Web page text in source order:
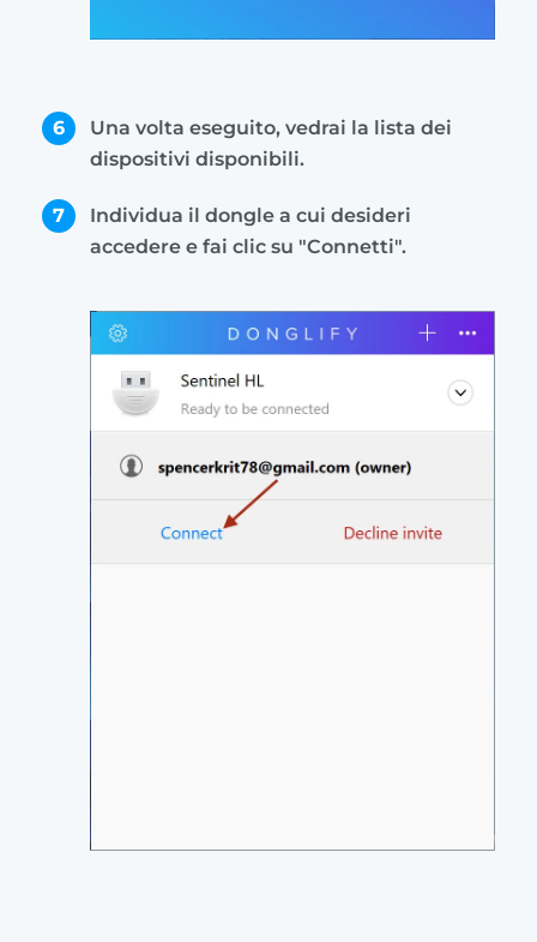
6
Una volta eseguito, vedrai la lista dei
dispositivi disponibili.
7
Individua il dongle a cui desideri
accedere e fai clic su "Connetti".